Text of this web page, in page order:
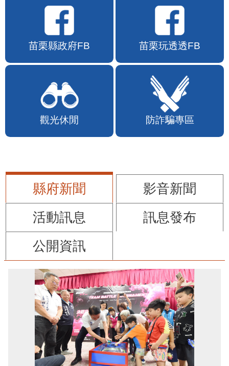
苗栗縣政府FB 苗栗玩透透FB
觀光休閒 防詐騙專區
縣府新聞
影音新聞
活動訊息
訊息發布
公開資訊